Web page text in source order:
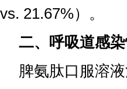
vs. 21.67%）。
二、呼吸道感
脾氨肽口服溶